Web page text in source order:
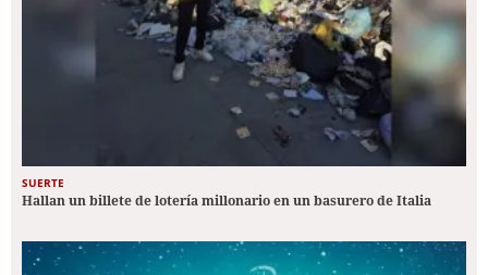
SUERTE
Hallan un billete de lotería millonario en un basurero de Italia